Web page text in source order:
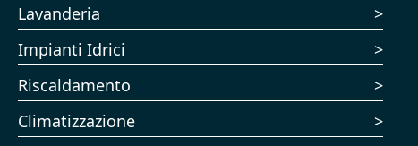
Lavanderia
Impianti Idrici
Riscaldamento
Climatizzazione